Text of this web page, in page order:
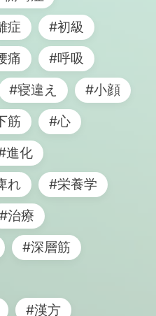
症
#初級
痛
#呼吸
#寝違え
#小顔
筋
#心
進化
れ
#栄養学
#治療
#深層筋
#漢方